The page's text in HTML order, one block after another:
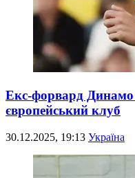
Екс-форвард Динамо
європейський клуб
30.12.2025, 19:13 Україна